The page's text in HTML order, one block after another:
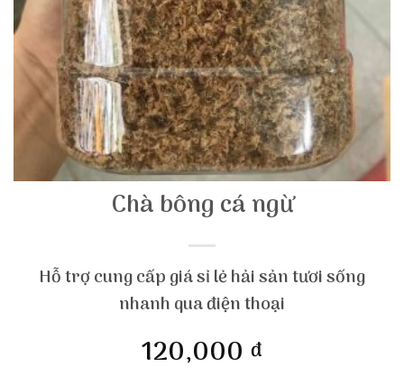
Chà bông cá ngừ
Hỗ trợ cung cấp giá sỉ lẻ hải sản tươi sống
nhanh qua điện thoại
120,000 đ